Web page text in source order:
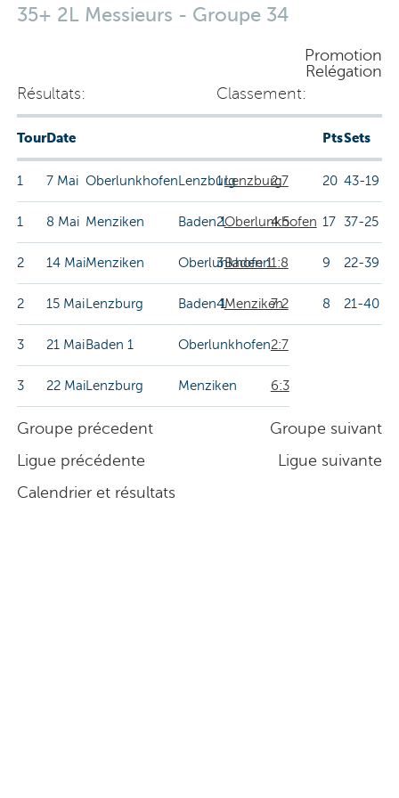
35+ 2L Messieurs - Groupe 34
Promotion
Relégation
Résultats:
TourDate
1 7 Mai Oberlunkhofen Lenzburg 2:7
1 8 Mai Menziken Baden 1 4:5
2 14 MaiMenziken Oberlunkhofen1:8
2 15 Mai Lenzburg Baden 1 7:2
3 21 Mai Baden 1 Oberlunkhofen2:7
3 22 MaiLenzburg Menziken 6:3
Classement:
PtsSets
1Lenzburg 20 43-19
2Oberlunkhofen 17 37-25
3Baden 1 9 22-39
4Menziken 8 21-40
Groupe précedent
Groupe suivant
Ligue précédente
Ligue suivante
Calendrier et résultats